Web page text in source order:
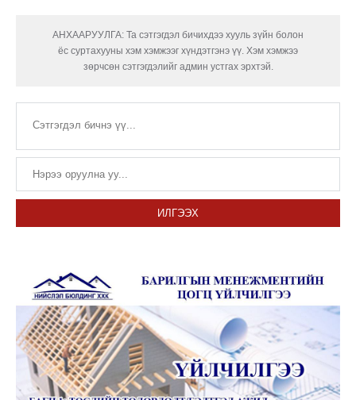
АНХААРУУЛГА: Та сэтгэгдэл бичихдээ хууль зүйн болон
ёс суртахууны хэм хэмжээг хүндэтгэнэ үү. Хэм хэмжээ
зөрчсөн сэтгэгдэлийг админ устгах эрхтэй.
ИЛГЭЭХ